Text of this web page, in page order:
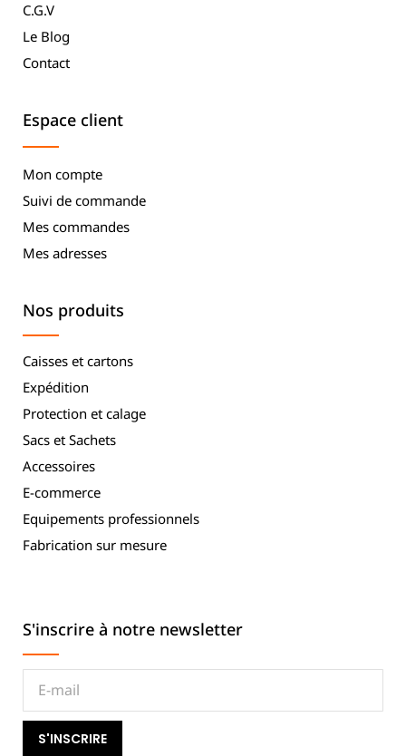
C.G.V
Le Blog
Contact
Espace client
Mon compte
Suivi de commande
Mes commandes
Mes adresses
Nos produits
Caisses et cartons
Expédition
Protection et calage
Sacs et Sachets
Accessoires
E-commerce
Equipements professionnels
Fabrication sur mesure
S'inscrire à notre newsletter
S'INSCRIRE